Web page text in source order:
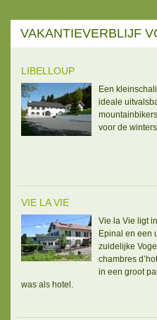
VAKANTIEVERBLIJF
LIBELLOUP
Een
ideale
voor de
VIE LA VIE
Vie la Vie ligt
Epinal en een
zuidelijke
chambres
in een groot
was als hotel.